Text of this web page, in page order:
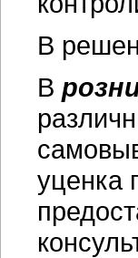
В
В
уценка